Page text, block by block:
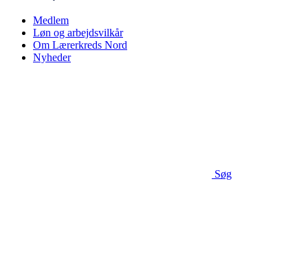
Medlem
Løn og arbejdsvilkår
Om Lærerkreds Nord
Nyheder
Søg